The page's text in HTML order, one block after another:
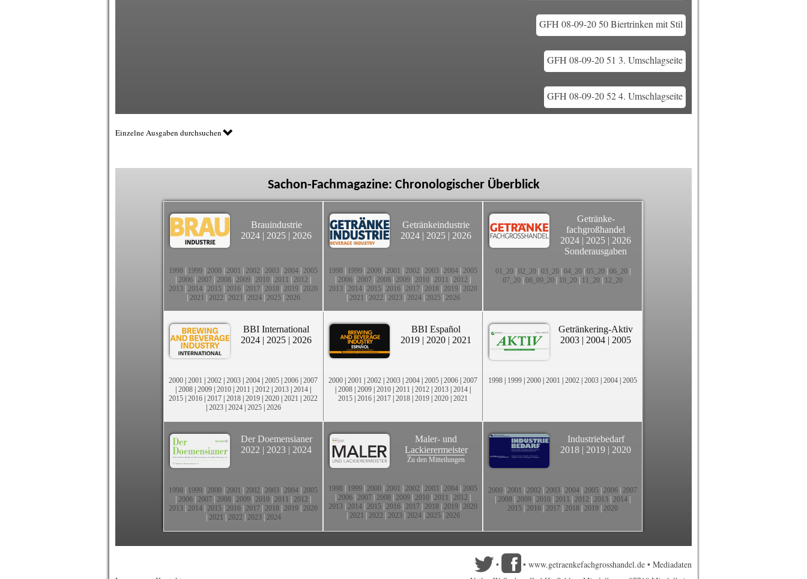
GFH 08-09-20 50 Biertrinken mit Stil
GFH 08-09-20 51 3. Umschlagseite
GFH 08-09-20 52 4. Umschlagseite
Einzelne Ausgaben durchsuchen
Sachon-Fachmagazine: Chronologischer Überblick
Brauindustrie
2024 | 2025 | 2026
1998 1999 2000 2001 2002 2003 2004 2005
2006 2007 2008 2009 2010 2011 2012
2013 2014 2015 2016 2017 2018 2019 2020
2021 2022 2023| 2024| 2025| 2026
Getränkeindustrie
2024 | 2025 | 2026
1998 1999 2000 2001 2002 2003 2004 2005
2006 2007 2008 2009 2010 2011 2012
2013 2014 2015 2016 2017 2018 2019 2020
2021 2022 2023| 2024| 2025| 2026
Getränke-
fachgroßhandel
2024 | 2025 | 2026
Sonderausgaben
01_20| 02_20| 03_20| 04_20| 05_20| 06_20|
07_20 08_09_20 10_20 11_20 12_20
BBI International
2024 | 2025 | 2026
2000 | 2001 | 2002 | 2003 | 2004 | 2005 | 2006 | 2007
| 2008 | 2009 | 2010 | 2011 | 2012 | 2013 | 2014 |
2015 | 2016 | 2017 | 2018 | 2019 | 2020 | 2021 | 2022
| 2023| 2024| 2025| 2026
BBI Español
2019 | 2020 | 2021
2000 | 2001 | 2002 | 2003 | 2004 | 2005 | 2006 | 2007
| 2008 | 2009 | 2010 | 2011 | 2012 | 2013 | 2014 |
2015 | 2016 | 2017 | 2018 | 2019 | 2020 | 2021
Getränkering-Aktiv
2003 | 2004 | 2005
1998 | 1999 | 2000 | 2001 | 2002 | 2003 | 2004 | 2005
Der Doemensianer
2022 | 2023 | 2024
1998 1999 2000 2001 2002 2003 2004 2005
2006 2007 2008 2009 2010 2011 2012
2013 2014 2015 2016 2017 2018 2019 2020
2021 2022 2023| 2024
Maler- und
Lackierermeister
Zu den Mitteilungen
1998 1999 2000 2001 2002 2003 2004 2005
2006 2007 2008 2009 2010 2011 2012
2013 2014 2015 2016 2017 2018 2019 2020
2021 2022 2023| 2024| 2025| 2026
Industriebedarf
2018 | 2019 | 2020
2000 2001 2002 2003 2004 2005 2006 2007
2008 2009 2010 2011 2012 2013 2014
2015 2016 2017 2018 2019 2020
• • www.getraenkefachgrosshandel.de • Mediadaten